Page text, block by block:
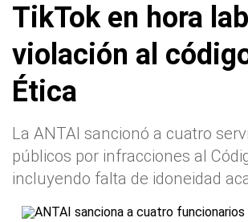
TikTok en hora
violación al
Ética
La ANTAI sancionó a cuatro
públicos por infracciones al
incluyendo falta de idoneidad